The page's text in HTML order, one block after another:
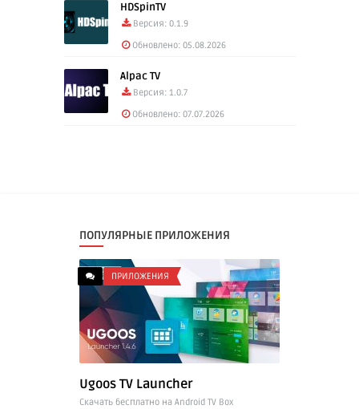
HDSpinTV
Версия: 0.1.9
Обновлено: 05.08.2026
Alpac TV
Версия: 1.0.7
Обновлено: 07.07.2026
ПОПУЛЯРНЫЕ ПРИЛОЖЕНИЯ
ПРИЛОЖЕНИЯ
Ugoos TV Launcher
Cкачать бесплатно на Android TV Box